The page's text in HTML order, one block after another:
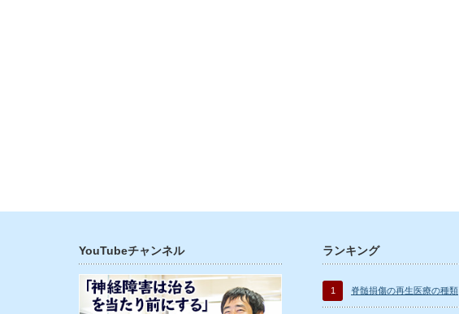
YouTubeチャンネル ランキング
1 脊髄損傷の再生医療の種類